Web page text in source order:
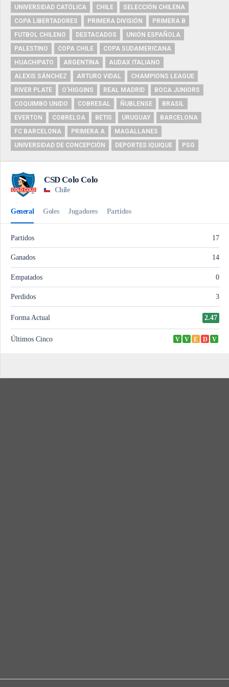
UNIVERSIDAD CATÓLICA
CHILE
SELECCIÓN CHILENA
COPA LIBERTADORES
PRIMERA DIVISIÓN
PRIMERA B
FUTBOL CHILENO
DESTACADOS
UNIÓN ESPAÑOLA
PALESTINO
COPA CHILE
COPA SUDAMERICANA
HUACHIPATO
ARGENTINA
AUDAX ITALIANO
ALEXIS SÁNCHEZ
ARTURO VIDAL
CHAMPIONS LEAGUE
RIVER PLATE
O'HIGGINS REAL MADRID
BOCA JUNIORS
COQUIMBO UNIDO
COBRESAL ÑUBLENSE
BRASIL
EVERTON
COBRELOA BETIS URUGUAY
BARCELONA
FC BARCELONA
PRIMERA A
MAGALLANES
UNIVERSIDAD DE CONCEPCIÓN
DEPORTES IQUIQUE PSG